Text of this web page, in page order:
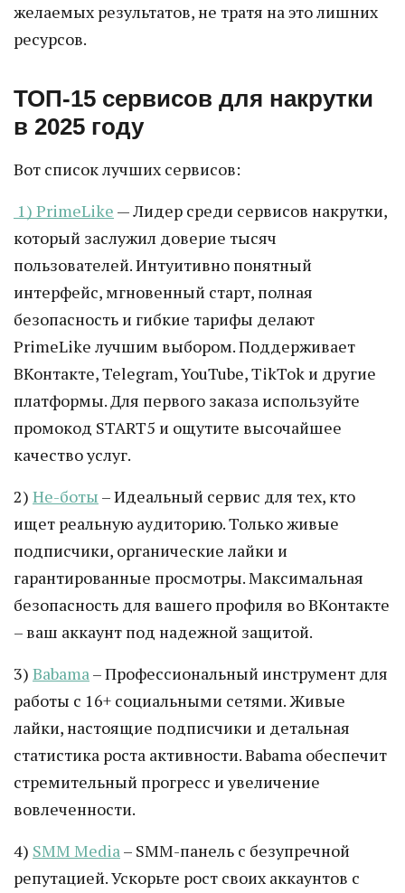
желаемых результатов, не тратя на это лишних
ресурсов.
ТОП-15 сервисов для накрутки
в 2025 году
Вот список лучших сервисов:
1) PrimeLike — Лидер среди сервисов накрутки,
который заслужил доверие тысяч
пользователей. Интуитивно понятный
интерфейс, мгновенный старт, полная
безопасность и гибкие тарифы делают
PrimeLike лучшим выбором. Поддерживает
ВКонтакте, Telegram, YouTube, TikTok и другие
платформы. Для первого заказа используйте
промокод START5 и ощутите высочайшее
качество услуг.
2) Не-боты – Идеальный сервис для тех, кто
ищет реальную аудиторию. Только живые
подписчики, органические лайки и
гарантированные просмотры. Максимальная
безопасность для вашего профиля во ВКонтакте
– ваш аккаунт под надежной защитой.
3) Babama– Профессиональный инструмент для
работы с 16+ социальными сетями. Живые
лайки, настоящие подписчики и детальная
статистика роста активности. Babama обеспечит
стремительный прогресс и увеличение
вовлеченности.
4) SMM Media– SMM-панель с безупречной
репутацией. Ускорьте рост своих аккаунтов с